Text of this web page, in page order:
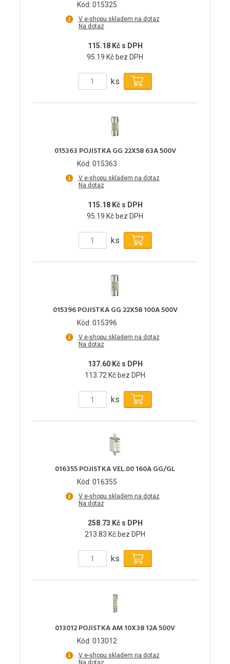
Kód: 015325
V e-shopu skladem na dotaz
Na dotaz
115.18 Kč s DPH
95.19 Kč bez DPH
ks
015363 POJISTKA GG 22X58 63A 500V
Kód: 015363
V e-shopu skladem na dotaz
Na dotaz
115.18 Kč s DPH
95.19 Kč bez DPH
ks
015396 POJISTKA GG 22X58 100A 500V
Kód: 015396
V e-shopu skladem na dotaz
Na dotaz
137.60 Kč s DPH
113.72 Kč bez DPH
ks
016355 POJISTKA VEL.00 160A GG/GL
Kód: 016355
V e-shopu skladem na dotaz
Na dotaz
258.73 Kč s DPH
213.83 Kč bez DPH
ks
013012 POJISTKA AM 10X38 12A 500V
Kód: 013012
V e-shopu skladem na dotaz